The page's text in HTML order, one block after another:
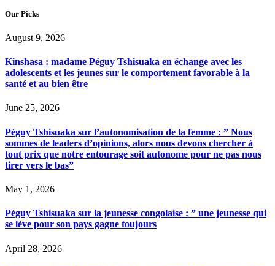
Our Picks
August 9, 2026
Kinshasa : madame Péguy Tshisuaka en échange avec les
adolescents et les jeunes sur le comportement favorable à la
santé et au bien être
June 25, 2026
Péguy Tshisuaka sur l’autonomisation de la femme : ” Nous
sommes de leaders d’opinions, alors nous devons chercher à
tout prix que notre entourage soit autonome pour ne pas nous
tirer vers le bas”
May 1, 2026
Péguy Tshisuaka sur la jeunesse congolaise : ” une jeunesse qui
se lève pour son pays gagne toujours
April 28, 2026